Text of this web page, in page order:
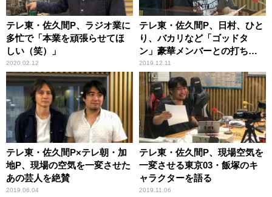
テレ東・佐久間P、ラジオ業に
多忙で「本業を頑張らせてほ
しい（笑）」
2020.02.12
テレ東・佐久間P、日村、ひと
り、バカリなど「ゴッドタ
ン」豪華メンバーとの打ち上
げを語る
2019.12.11
テレ東・佐久間P×テレ朝・加
地P、現場の空気を一変させた
あの芸人を絶賛
2019.06.04
テレ東・佐久間P、現場空気を
一変させる東京03・飯塚のキ
ャラクターを語る
2019.11.06